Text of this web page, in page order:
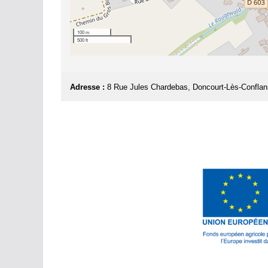
100 m
500 ft
Adresse : 8 Rue Jules Chardebas, Doncourt-Lès-